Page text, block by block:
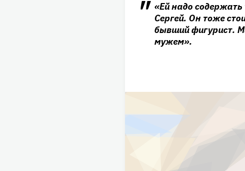
«Ей надо
Сергей. Он тоже
бывший фигурист.
мужем».